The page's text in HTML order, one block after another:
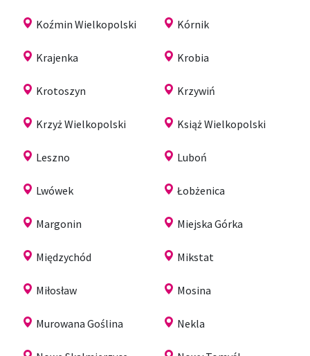
Koźmin Wielkopolski Kórnik
Krajenka Krobia
Krotoszyn Krzywiń
Krzyż Wielkopolski Książ Wielkopolski
Leszno Luboń
Lwówek Łobżenica
Margonin Miejska Górka
Międzychód Mikstat
Miłosław Mosina
Murowana Goślina Nekla